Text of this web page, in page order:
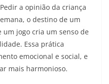
a opinião da criança
o destino de um
um jogo cria um senso de
Essa prática
emocional e social, e
mais harmonioso.